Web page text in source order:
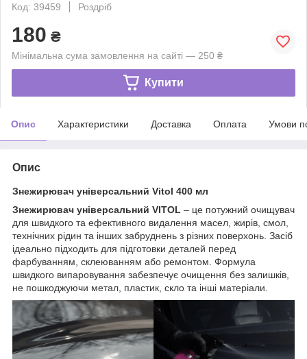
Код: 39459
Роздріб
180 ₴
Мінімальна сума замовлення на сайті — 250 ₴
Купити
Опис Характеристики Доставка Оплата Умови
Опис
Знежирювач універсальний Vitol 400 мл
Знежирювач універсальний VITOL – це потужний очищувач
для швидкого та ефективного видалення масел, жирів, смол,
технічних рідин та інших забруднень з різних поверхонь. Засіб
ідеально підходить для підготовки деталей перед
фарбуванням, склеюванням або ремонтом. Формула
швидкого випаровування забезпечує очищення без залишків,
не пошкоджуючи метал, пластик, скло та інші матеріали.